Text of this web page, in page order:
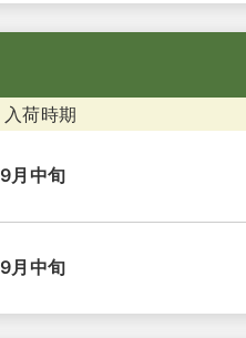
入荷時期
9月中旬
9月中旬